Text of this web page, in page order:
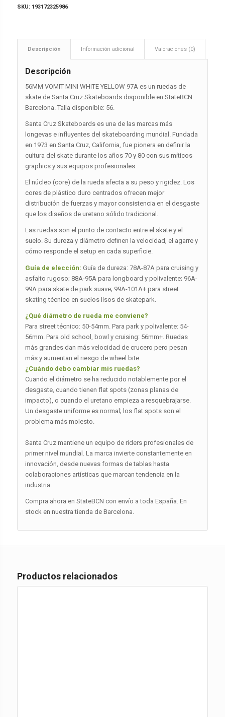
SKU: 193172325986
Descripción Información adicional Valoraciones (0)
Descripción
56MM VOMIT MINI WHITE YELLOW 97A es un ruedas de
skate de Santa Cruz Skateboards disponible en StateBCN
Barcelona. Talla disponible: 56.
Santa Cruz Skateboards es una de las marcas más
longevas e influyentes del skateboarding mundial. Fundada
en 1973 en Santa Cruz, California, fue pionera en definir la
cultura del skate durante los años 70 y 80 con sus míticos
graphics y sus equipos profesionales.
El núcleo (core) de la rueda afecta a su peso y rigidez. Los
cores de plástico duro centrados ofrecen mejor
distribución de fuerzas y mayor consistencia en el desgaste
que los diseños de uretano sólido tradicional.
Las ruedas son el punto de contacto entre el skate y el
suelo. Su dureza y diámetro definen la velocidad, el agarre y
cómo responde el setup en cada superficie.
Guía de elección: Guía de dureza: 78A-87A para cruising y
asfalto rugoso; 88A-95A para longboard y polivalente; 96A-
99A para skate de park suave; 99A-101A+ para street
skating técnico en suelos lisos de skatepark.
¿Qué diámetro de rueda me conviene?
Para street técnico: 50-54mm. Para park y polivalente: 54-
56mm. Para old school, bowl y cruising: 56mm+. Ruedas
más grandes dan más velocidad de crucero pero pesan
más y aumentan el riesgo de wheel bite.
¿Cuándo debo cambiar mis ruedas?
Cuando el diámetro se ha reducido notablemente por el
desgaste, cuando tienen flat spots (zonas planas de
impacto), o cuando el uretano empieza a resquebrajarse.
Un desgaste uniforme es normal; los flat spots son el
problema más molesto.
Santa Cruz mantiene un equipo de riders profesionales de
primer nivel mundial. La marca invierte constantemente en
innovación, desde nuevas formas de tablas hasta
colaboraciones artísticas que marcan tendencia en la
industria.
Compra ahora en StateBCN con envío a toda España. En
stock en nuestra tienda de Barcelona.
Productos relacionados